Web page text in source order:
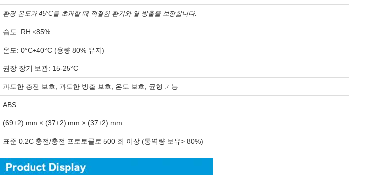
환경 온도가 45°C를 초과할 때 적절한 환기와 열 방출을 보장합니다.
습도: RH <85%
온도: 0°C+40°C (용량 80% 유지)
권장 장기 보관: 15-25°C
과도한 충전 보호, 과도한 방출 보호, 온도 보호, 균형 기능
ABS
(69±2) mm × (37±2) mm × (37±2) mm
표준 0.2C 충전/충전 프로토콜로 500 회 이상 (통역량 보유> 80%)